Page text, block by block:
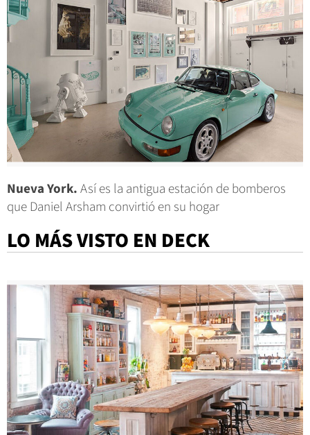
Nueva York.Así es la antigua estación de bomberos
que Daniel Arsham convirtió en su hogar
LO MÁS VISTO EN DECK